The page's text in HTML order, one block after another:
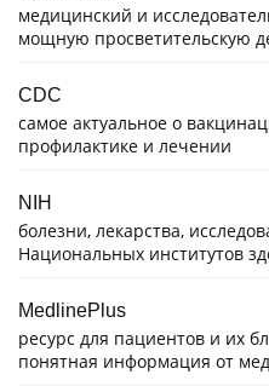
медицинский и
мощную просветительскую
CDC
самое актуальное о
профилактике и лечении
NIH
болезни, лекарства,
Национальных институтов
MedlinePlus
ресурс для пациентов и их
понятная информация от